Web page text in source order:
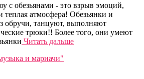
с обезьянами - это взрыв эмоций,
теплая атмосфера! Обезьянки и
обручи, танцуют, выполняют
трюки!! Более того, они умеют
Читать дальше